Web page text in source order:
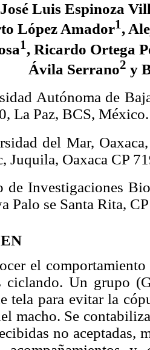
José Luis Espinoza
López Amador1,
1 , Ricardo Ortega
Ávila Serrano2 y
Autónoma de
La Paz, BCS,
del Mar,
Juquila, Oaxaca CP
de Investigaciones
Palo se Santa Rita,
el
ciclando. Un grupo
tela para evitar la
macho. Se
no aceptadas,